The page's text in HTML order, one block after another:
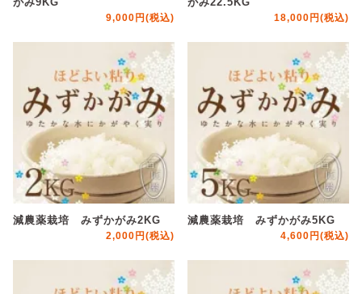
9,000円(税込) 18,000円(税込)
減農薬栽培 みずかがみ2KG
2,000円(税込)
減農薬栽培 みずかがみ5KG
4,600円(税込)